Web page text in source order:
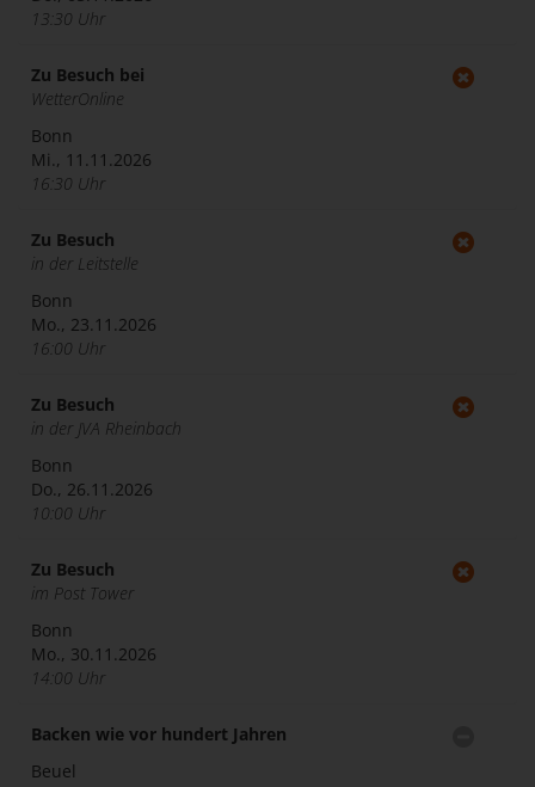
13:30 Uhr
Zu Besuch bei
WetterOnline
Bonn
Mi., 11.11.2026
16:30 Uhr
Zu Besuch
in der Leitstelle
Bonn
Mo., 23.11.2026
16:00 Uhr
Zu Besuch
in der JVA Rheinbach
Bonn
Do., 26.11.2026
10:00 Uhr
Zu Besuch
im Post Tower
Bonn
Mo., 30.11.2026
14:00 Uhr
Backen wie vor hundert Jahren
Beuel